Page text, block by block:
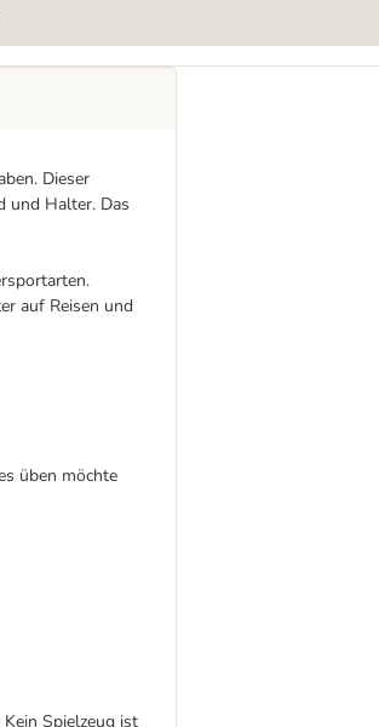
Dieser
und Halter. Das
auf Reisen und
üben möchte
Spielzeug ist